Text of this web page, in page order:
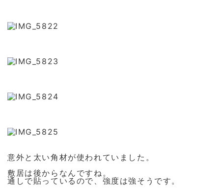
意外と太い角材が使われていました。
敷居は後からなんですね。
通しで貼っているので、強度は強そうです。